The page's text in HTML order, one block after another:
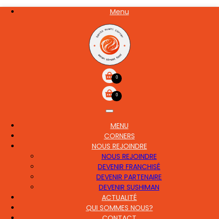
Aller
Menu
0
0
MAIN
MENU
CORNERS
NOUS REJOINDRE
NOUS REJOINDRE
DEVENIR FRANCHISÉ
DEVENIR PARTENAIRE
DEVENIR SUSHIMAN
ACTUALITÉ
QUI SOMMES NOUS?